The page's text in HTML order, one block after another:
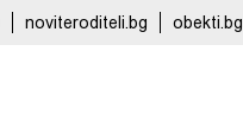
noviteroditeli.bg obekti.bg